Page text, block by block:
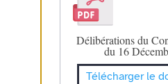
Délibérations du
du 16
Télécharger le